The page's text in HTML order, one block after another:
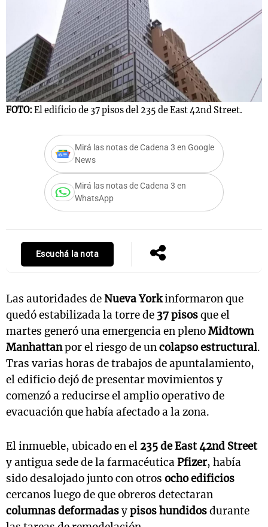
FOTO: El edificio de 37 pisos del 235 de East 42nd Street.
Mirá las notas de Cadena 3 en Google
News
Mirá las notas de Cadena 3 en
WhatsApp
Escuchá la nota
Las autoridades deNueva Yorkinformaron que
quedó estabilizada la torre de 37 pisosque el
martes generó una emergencia en plenoMidtown
Manhattanpor el riesgo de uncolapso estructural.
Tras varias horas de trabajos de apuntalamiento,
el edificio dejó de presentar movimientos y
comenzó a reducirse el amplio operativo de
evacuación que había afectado a la zona.
El inmueble, ubicado en el 235 de East 42nd Street
y antigua sede de la farmacéuticaPfizer, había
sido desalojado junto con otros ocho edificios
cercanos luego de que obreros detectaran
columnas deformadasypisos hundidosdurante